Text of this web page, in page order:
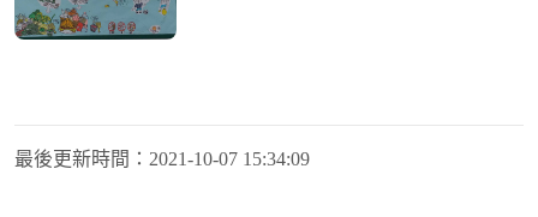
最後更新時間： 2021-10-07 15:34:09